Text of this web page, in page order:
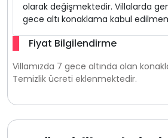
olarak değişmektedir. Villalarda
gece altı konaklama kabul
Fiyat Bilgilendirme
Villamızda 7 gece altında olan
Temizlik ücreti eklenmektedir.